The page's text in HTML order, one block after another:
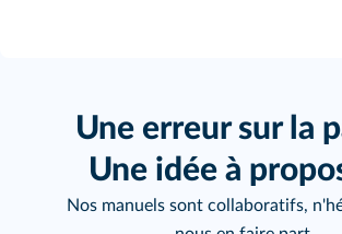
Une erreur sur la
Une idée à
Nos manuels sont collaboratifs,